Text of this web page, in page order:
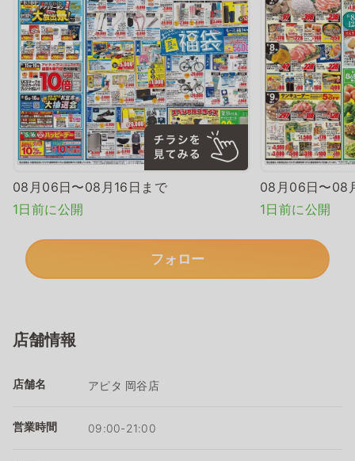
08月06日〜08月16日まで
1日前に公開
08月06日〜08
1日前に公開
フォロー
店舗情報
店舗名 アピタ 岡谷店
営業時間 09:00-21:00